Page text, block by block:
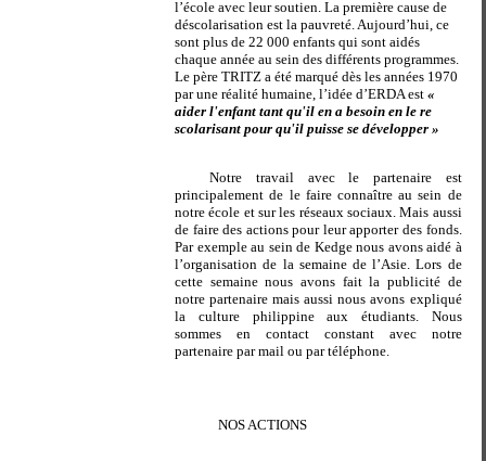
l’école avec leur soutien. La première cause de
déscolarisation est la pauvreté. Aujourd’hui, ce
sont plus de 22 000 enfants qui sont aidés
chaque année au sein des différents programmes.
Le père TRITZ a été marqué dès les années 1970
par une réalité humaine, l’idée d’ERDA est«
aider l'enfant tant qu'il en a besoin en le re
scolarisant pour qu'il puisse se développer »
Notre travail avec le partenaire est
principalement de le faire connaître au sein de
notre école et sur les réseaux sociaux. Mais aussi
de faire des actions pour leur apporter des fonds.
Par exemple au sein de Kedge nous avons aidé à
l’organisation de la semaine de l’Asie. Lors de
cette semaine nous avons fait la publicité de
notre partenaire mais aussi nous avons expliqué
la culture philippine aux étudiants. Nous
sommes en contact constant avec notre
partenaire par mail ou par téléphone.
NOS ACTIONS